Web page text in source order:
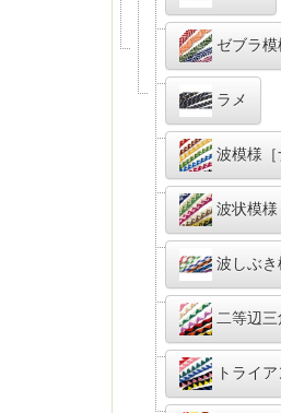
ゼブラ模
ラメ
波模様［
波状模様
波しぶ
二等辺
トライ